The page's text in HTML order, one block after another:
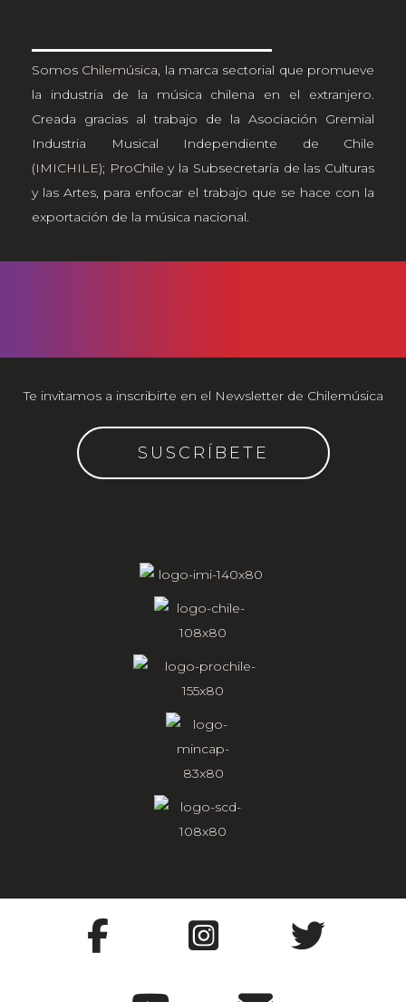
Somos Chilemúsica , la marca sectorial que promueve
la industria de la música chilena en el extranjero.
Creada gracias al trabajo de la Asociación Gremial
Industria Musical Independiente de Chile
(IMICHILE); ProChile y la Subsecretaría de las Culturas
y las Artes, para enfocar el trabajo que se hace con la
exportación de la música nacional.
Te invitamos a inscribirte en el Newsletter de Chilemúsica
SUSCRÍBETE